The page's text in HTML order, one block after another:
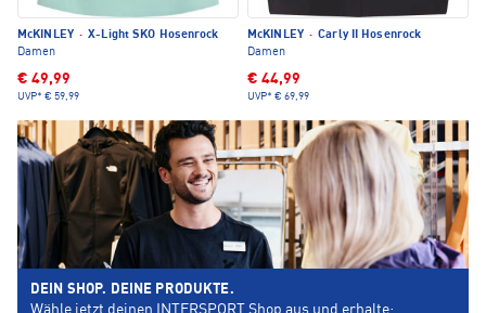
McKINLEY · X-Light SKO Hosenrock
Damen
€ 49,99
UVP* € 59,99
McKINLEY · Carly II Hosenrock
Damen
€ 44,99
UVP* € 69,99
DEIN SHOP. DEINE PRODUKTE.